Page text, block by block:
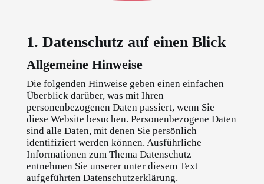
1. Datenschutz auf einen Blick
Allgemeine Hinweise
Die folgenden Hinweise geben einen einfachen
Überblick darüber, was mit Ihren
personenbezogenen Daten passiert, wenn Sie
diese Website besuchen. Personenbezogene Daten
sind alle Daten, mit denen Sie persönlich
identifiziert werden können. Ausführliche
Informationen zum Thema Datenschutz
entnehmen Sie unserer unter diesem Text
aufgeführten Datenschutzerklärung.